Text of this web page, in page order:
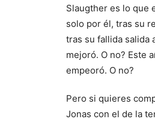
Slaugther es lo que
solo por él, tras su
tras su fallida salida
mejoró. O no? Este
empeoró. O no?
Pero si quieres
Jonas con el de la